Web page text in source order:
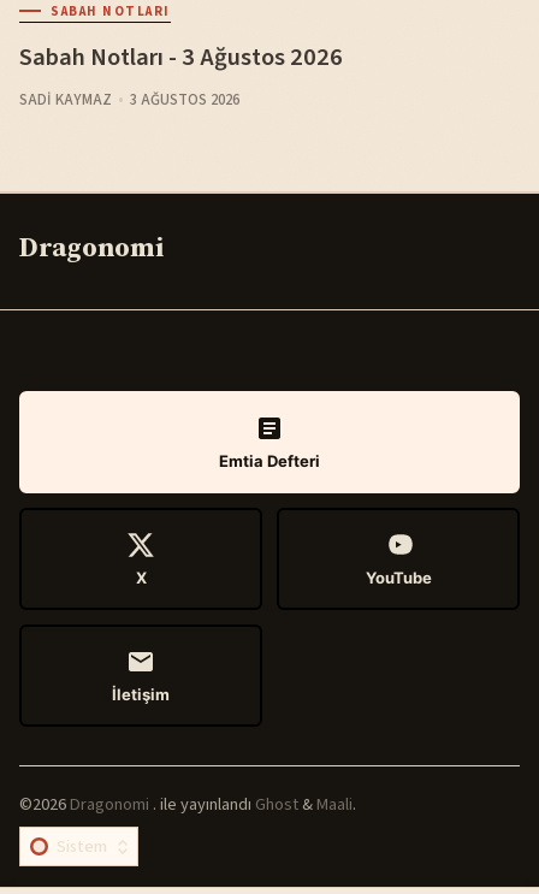
SABAH NOTLARI
Sabah Notları - 3 Ağustos 2026
SADI KAYMAZ 3 AĞUSTOS 2026
Dragonomi
Emtia Defteri
X YouTube
İletişim
©2026Dragonomi .ile yayınlandı Ghost&Maali.